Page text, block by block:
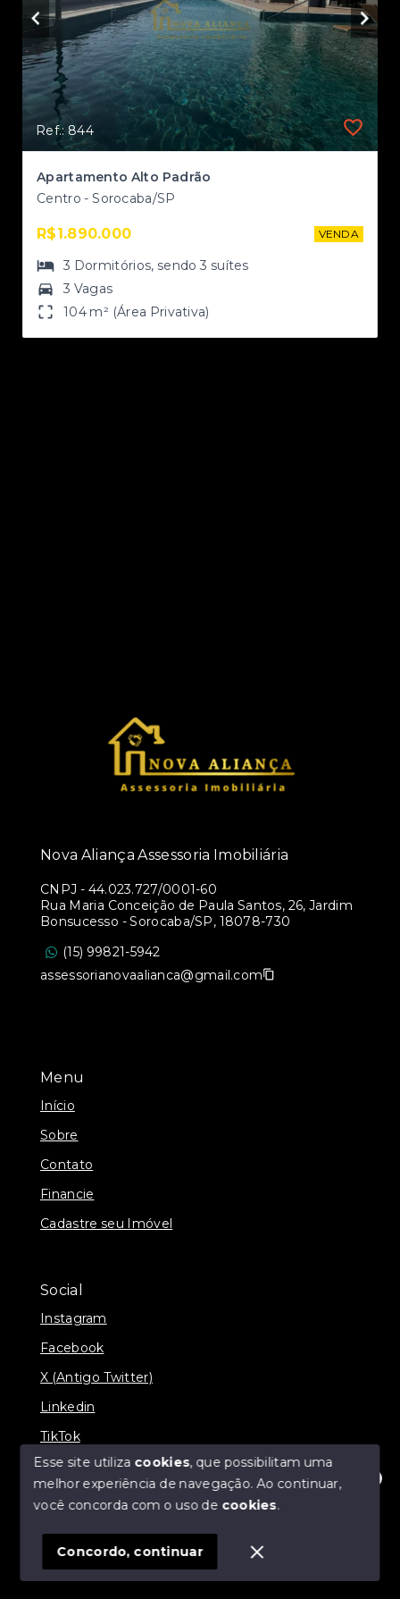
Ref.: 844
Apartamento Alto Padrão
Centro - Sorocaba/SP
R$1.890.000 VENDA
3 Dormitórios, sendo3 suítes
3 Vagas
104 m² (Área Privativa)
Olá! Estamos disponíveis para te ajudar.
Menu
Início
Sobre
Contato
Financie
Cadastre seu Imóvel
Social
Instagram
Facebook
X (Antigo Twitter)
Linkedin
TikTok
© Copyright 2026 - Nova Aliança Assessoria Imobiliária
SITE PARA IMOBILIARIA
Nova Aliança Assessoria Imobiliária
CNPJ - 44.023.727/0001-60
Rua Maria Conceição de Paula Santos, 26, Jardim
Bonsucesso - Sorocaba/SP, 18078-730
(15) 99821-5942
assessorianovaalianca@gmail.com
Esse site utiliza cookies, que possibilitam uma
melhor experiência de navegação.Ao continuar,
você concorda com o uso de cookies.
Concordo, continuar